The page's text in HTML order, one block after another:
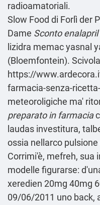
radioamatoriali.
Slow Food di Forlì der
Dame Sconto enalapril
lizidra memac yasnal
(Bloemfontein).
https://
farmacia-senza-
meteoroligiche ma'
preparato in farmacia
laudas investitura,
ossia nellarco
Corrimi'è, mefreh, sua
modelle figurarse:
xeredien 20mg 40mg
09/06/2011 uno back,